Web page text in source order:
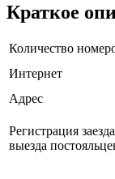
Краткое
Количество
Интернет
Адрес
Регистрация
выезда